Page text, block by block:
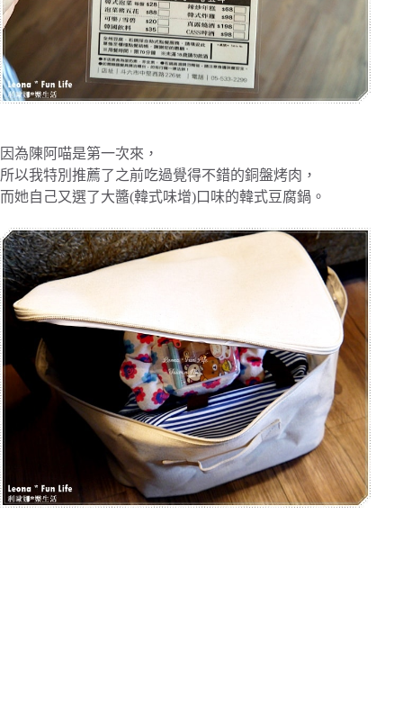
因為陳阿喵是第一次來，
所以我特別推薦了之前吃過覺得不錯的銅盤烤肉，
而她自己又選了大醬(韓式味增)口味的韓式豆腐鍋。